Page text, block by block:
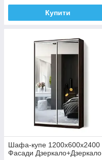
Купити
Шафа-купе 1200x600х2400
Фасади Дзеркало+Дзеркало